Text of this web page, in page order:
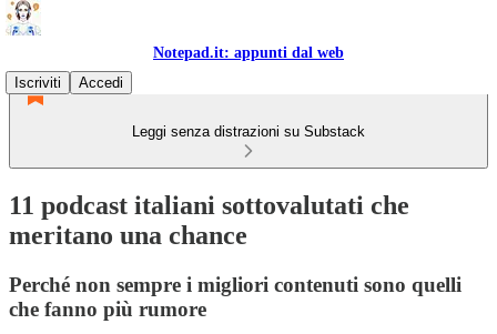
Notepad.it: appunti dal web
Iscriviti
Accedi
Leggi senza distrazioni su Substack
11 podcast italiani sottovalutati che
meritano una chance
Perché non sempre i migliori contenuti sono quelli
che fanno più rumore